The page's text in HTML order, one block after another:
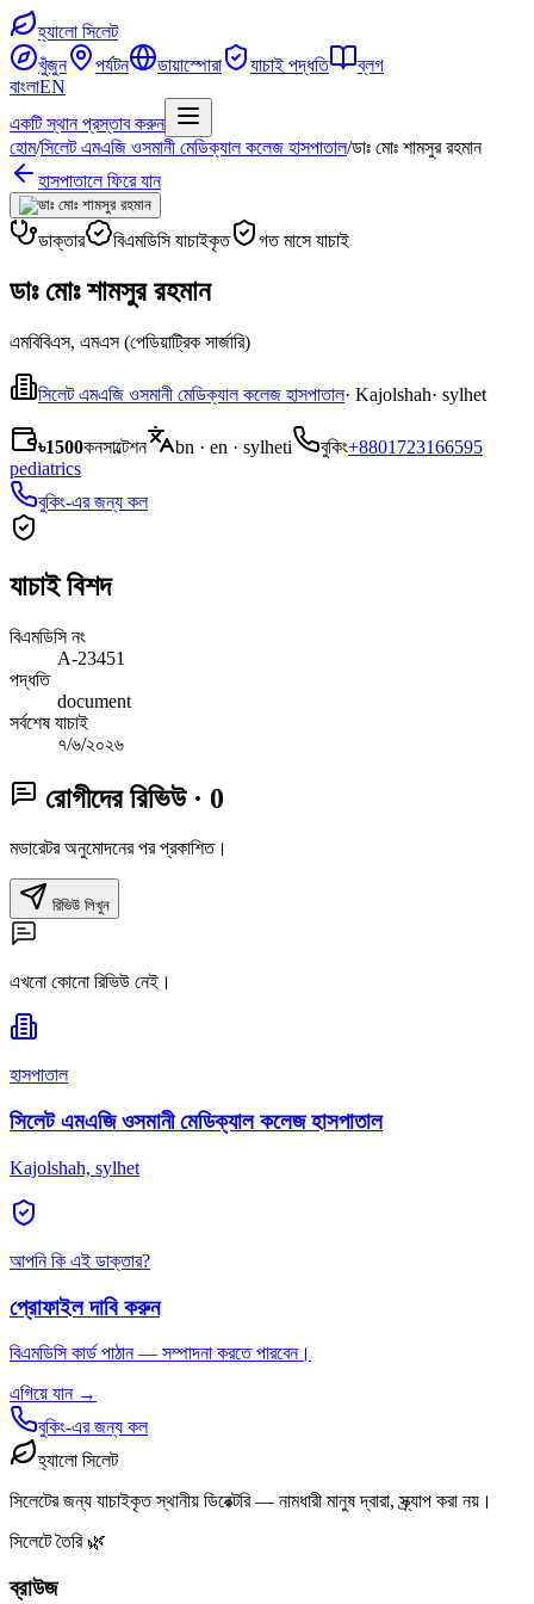
হ্যালো সিলেট
খুঁজুন
পর্যটন ডায়াস্পোরা যাচাই পদ্ধতি
ব্লগ
বাংলাEN
একটি স্থান প্রস্তাব করুন
হোম/সিলেট এমএজি ওসমানী মেডিক্যাল কলেজ হাসপাতাল/ডাঃ মোঃ শামসুর রহমান
হাসপাতালে ফিরে যান
ডাক্তার বিএমডিসি যাচাইকৃত গত মাসে যাচাই
ডাঃ মোঃ শামসুর রহমান
এমবিবিএস, এমএস (পেডিয়াট্রিক সার্জারি)
সিলেট এমএজি ওসমানী মেডিক্যাল কলেজ হাসপাতাল· Kajolshah· sylhet
৳1500কনসাল্টেশন bn · en · sylheti বুকিং+8801723166595
pediatrics
বুকিং-এর জন্য কল
যাচাই বিশদ
বিএমডিসি নং
A-23451
পদ্ধতি
document
সর্বশেষ যাচাই
৭/৬/২০২৬
রোগীদের রিভিউ · 0
মডারেটর অনুমোদনের পর প্রকাশিত।
রিভিউ লিখুন
এখনো কোনো রিভিউ নেই।
হাসপাতাল
সিলেট এমএজি ওসমানী মেডিক্যাল কলেজ হাসপাতাল
Kajolshah, sylhet
আপনি কি এই ডাক্তার?
প্রোফাইল দাবি করুন
বিএমডিসি কার্ড পাঠান — সম্পাদনা করতে পারবেন।
এগিয়ে যান →
বুকিং-এর জন্য কল
হ্যালো সিলেট
সিলেটের জন্য যাচাইকৃত স্থানীয় ডিরেক্টরি — নামধারী মানুষ দ্বারা, স্ক্র্যাপ করা নয়।
সিলেটে তৈরি 🌿
ব্রাউজ